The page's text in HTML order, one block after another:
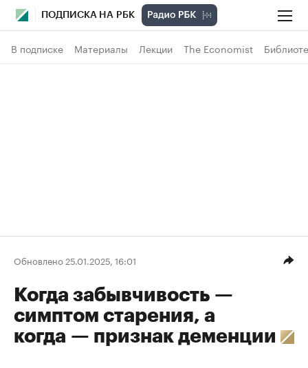
ПОДПИСКА НА РБК
В подписке Материалы Лекции The Economist
Обновлено 25.01.2025, 16:01
Когда забывчивость —
симптом старения, а
когда — признак деменции